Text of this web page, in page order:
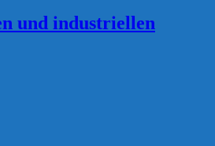
und industriellen